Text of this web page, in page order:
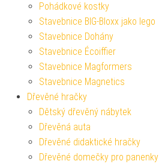
Pohádkové kostky
Stavebnice BIG-Bloxx jako lego
Stavebnice Dohány
Stavebnice Écoiffier
Stavebnice Magformers
Stavebnice Magnetics
Dřevěné hračky
Dětský dřevěný nábytek
Dřevěná auta
Dřevěné didaktické hračky
Dřevěné domečky pro panenky